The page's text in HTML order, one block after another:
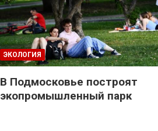
ЭКОЛОГИЯ
В Подмосковье построят
экопромышленный парк